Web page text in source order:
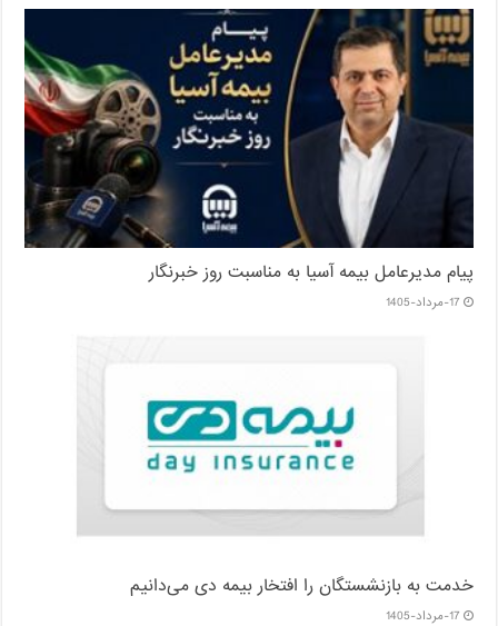
پیام مدیرعامل بیمه آسیا به مناسبت روز خبرنگار
17-مرداد-1405
خدمت به بازنشستگان‌ را افتخار بیمه دی می‌دانیم
17-مرداد-1405